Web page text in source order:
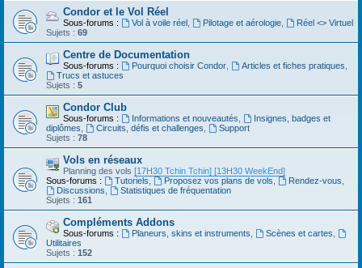
Condor et le Vol Réel
Sous-forums : Vol à voile réel, Pilotage et aérologie,
Réel <> Virtuel
Sujets : 69
Centre de Documentation
Sous-forums : Pourquoi choisir Condor, Articles et fiches pratiques
Trucs et astuces
Sujets : 5
Condor Club
Sous-forums : Informations et nouveautés
Insignes, badges et
diplômes
Circuits, défis et challenges
Support
Sujets : 78
Vols en réseaux
Planning des vols [17H30 Tchin Tchin] [13H30 WeekEnd]
Sous-forums :
Tutoriels Proposez vos plans de vols Rendez-vous
Discussions
Statistiques de fréquentation
Sujets : 161
Compléments Addons
Sous-forums : Planeurs, skins et instruments Scènes et cartes
Utilitaires
Sujets : 152